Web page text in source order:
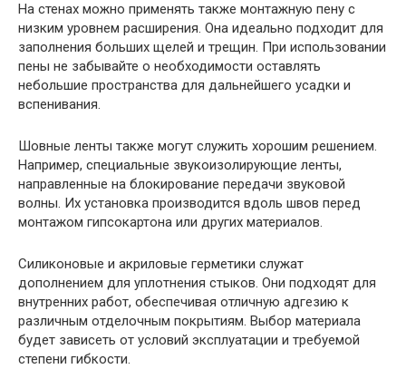
На стенах можно применять также монтажную пену с
низким уровнем расширения. Она идеально подходит для
заполнения больших щелей и трещин. При использовании
пены не забывайте о необходимости оставлять
небольшие пространства для дальнейшего усадки и
вспенивания.
Шовные ленты также могут служить хорошим решением.
Например, специальные звукоизолирующие ленты,
направленные на блокирование передачи звуковой
волны. Их установка производится вдоль швов перед
монтажом гипсокартона или других материалов.
Силиконовые и акриловые герметики служат
дополнением для уплотнения стыков. Они подходят для
внутренних работ, обеспечивая отличную адгезию к
различным отделочным покрытиям. Выбор материала
будет зависеть от условий эксплуатации и требуемой
степени гибкости.